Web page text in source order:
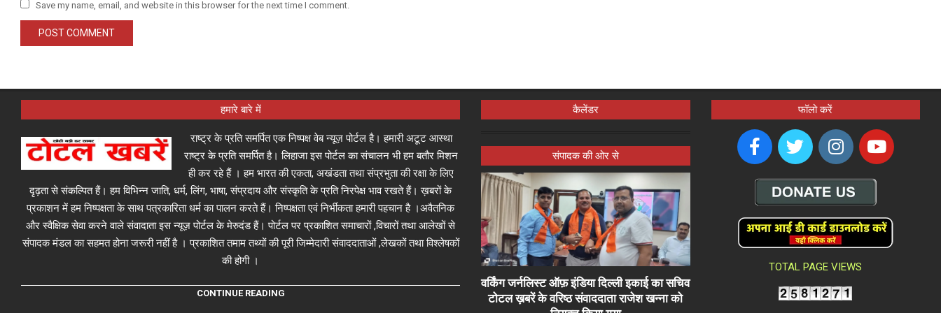
Save my name, email, and website in this browser for the next time I comment.
हमारे बारे में
राष्ट्र के प्रति समर्पित एक निष्पक्ष वेब न्यूज़ पोर्टल है। हमारी अटूट आस्था
राष्ट्र के प्रति समर्पित है। लिहाजा इस पोर्टल का संचालन भी हम बतौर मिशन
ही कर रहे हैं । हम भारत की एकता, अखंडता तथा संप्रभुता की रक्षा के लिए
दृढ़ता से संकल्पित हैं। हम विभिन्न जाति, धर्म, लिंग, भाषा, संप्रदाय और संस्कृति के प्रति निरपेक्ष भाव रखते हैं। ख़बरों के
प्रकाशन में हम निष्पक्षता के साथ पत्रकारिता धर्म का पालन करते हैं। निष्पक्षता एवं निर्भीकता हमारी पहचान है ।अवैतनिक
और स्वैक्षिक सेवा करने वाले संवादाता इस न्यूज़ पोर्टल के मेरुदंड हैं। पोर्टल पर प्रकाशित समाचारों ,विचारों तथा आलेखों से
संपादक मंडल का सहमत होना जरूरी नहीं है । प्रकाशित तमाम तथ्यों की पूरी जिम्मेदारी संवाददाताओं ,लेखकों तथा विश्लेषकों
की होगी ।
CONTINUE READING
कैलेंडर
संपादक की ओर से
वर्किंग जर्नलिस्ट ऑफ़ इंडिया दिल्ली इकाई का सचिव
टोटल ख़बरें के वरिष्ठ संवाददाता राजेश खन्ना को
फॉलो करें
TOTAL PAGE VIEWS